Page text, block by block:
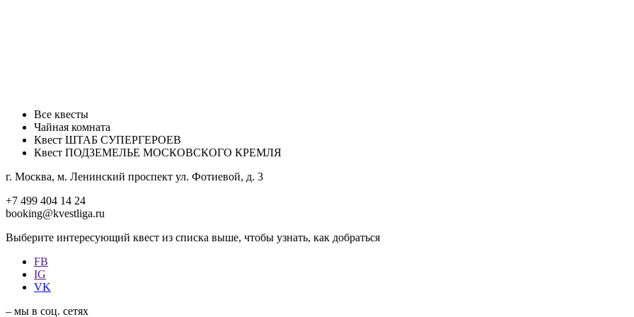
Все квесты
Чайная комната
Квест ШТАБ СУПЕРГЕРОЕВ
Квест ПОДЗЕМЕЛЬЕ МОСКОВСКОГО КРЕМЛЯ
г. Москва, м. Ленинский проспект ул. Фотиевой, д. 3
+7 499 404 14 24
booking@kvestliga.ru
Выберите интересующий квест из списка выше, чтобы узнать, как добраться
FB
IG
VK
– мы в соц. сетях